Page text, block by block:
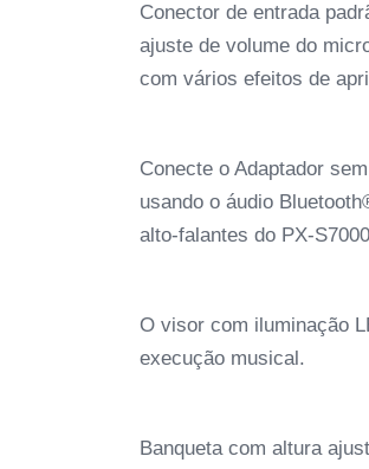
Conector de entrada
ajuste de volume do
com vários efeitos de
Conecte o Adaptador
usando o áudio
alto-falantes do PX-
O visor com iluminação
execução musical.
Banqueta com altura